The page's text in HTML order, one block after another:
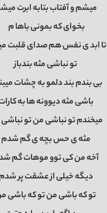
میشم و آفتاب بتابه ابرت
بخوای که بمونی باهام
تا ابد ی نفس هم صدای قلبت
تو نباشی مثه بندباز
بی بندم بند دلمو به چشات
باشی مثه دیوونه ها به
میخندم تو نباشی من تو
مثه ی حس بچه ی گم شدم
آخه من کی توو موهات گم
دیگه خیلی از عشقت پر
تو که باشی من تو که باشی